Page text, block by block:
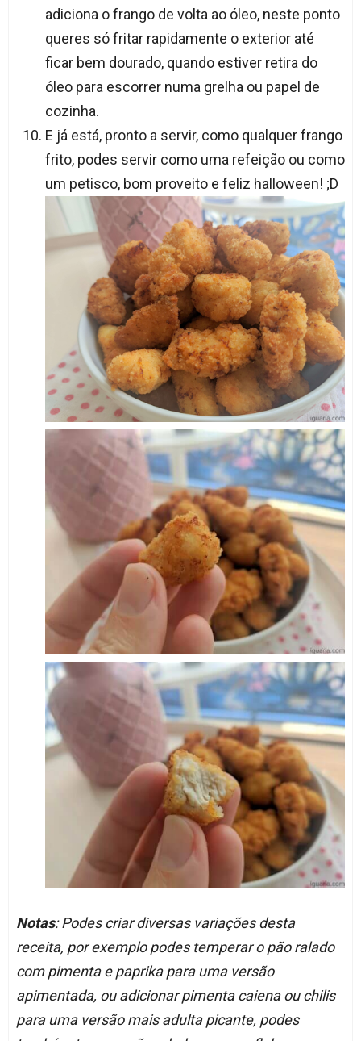
adiciona o frango de volta ao óleo, neste ponto
queres só fritar rapidamente o exterior até
ficar bem dourado, quando estiver retira do
óleo para escorrer numa grelha ou papel de
cozinha.
E já está, pronto a servir, como qualquer frango
frito, podes servir como uma refeição ou como
um petisco, bom proveito e feliz halloween! ;D
Notas: Podes criar diversas variações desta
receita, por exemplo podes temperar o pão ralado
com pimenta e paprika para uma versão
apimentada, ou adicionar pimenta caiena ou chilis
para uma versão mais adulta picante, podes